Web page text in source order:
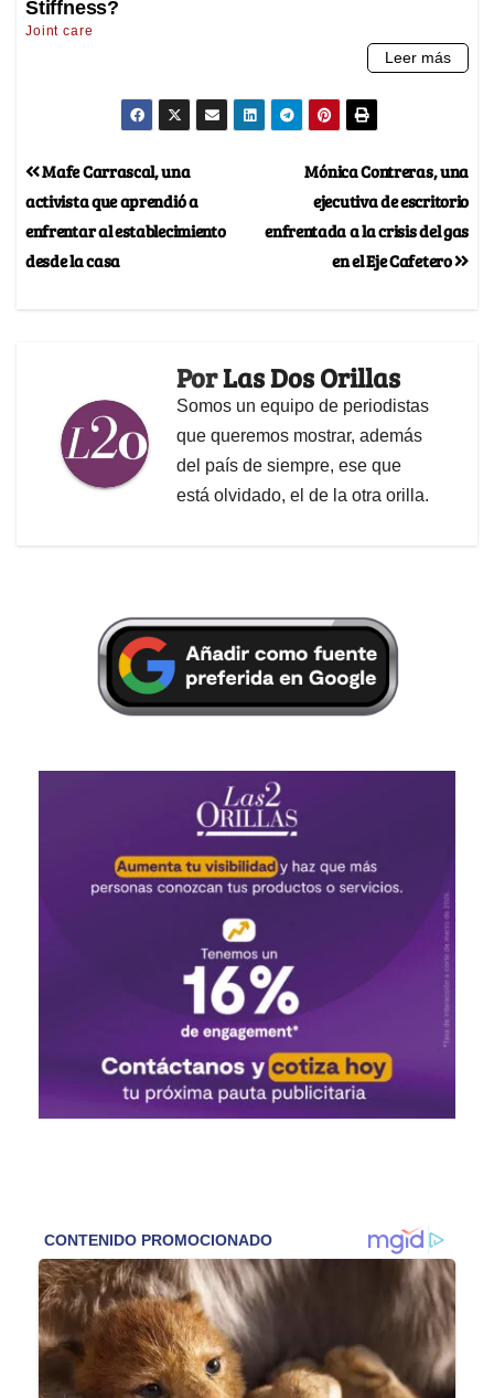
Mónica Contreras, una
ejecutiva de escritorio
enfrentada a la crisis del gas
en el Eje Cafetero
Mafe Carrascal, una
activista que aprendió a
enfrentar al establecimiento
desde la casa
PorLas Dos Orillas
Somos un equipo de periodistas
que queremos mostrar, además
del país de siempre, ese que
está olvidado, el de la otra orilla.